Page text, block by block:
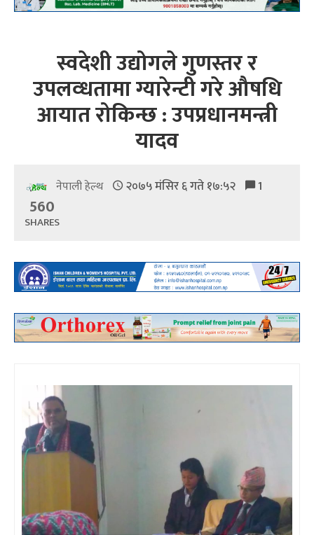
स्वदेशी उद्योगले गुणस्तर र
उपलव्धतामा ग्यारेन्टी गरे औषधि
आयात रोकिन्छ : उपप्रधानमन्त्री
यादव
नेपाली हेल्थ २०७५ मंसिर ६ गते १७:५२ 1
560
SHARES